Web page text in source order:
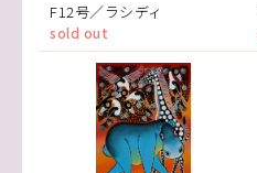
F12号／ラシディ
sold out